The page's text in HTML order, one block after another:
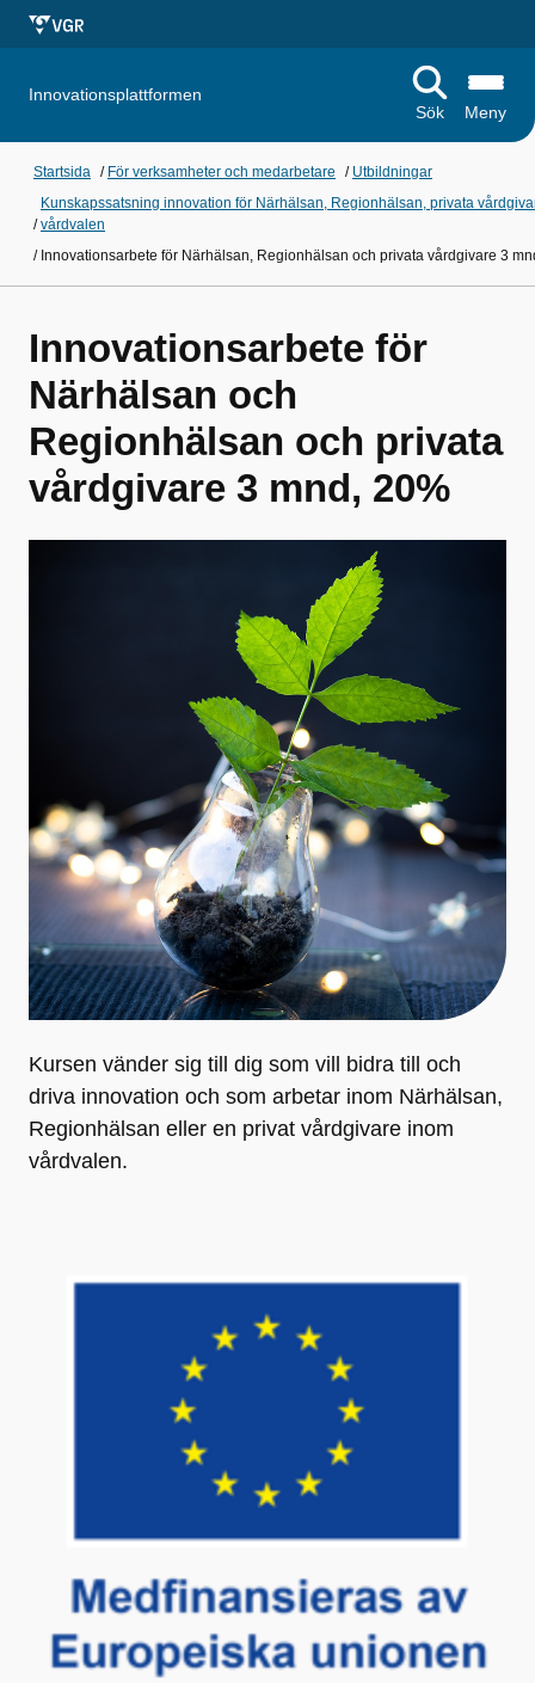
Innovationsplattformen
Sök
Meny
Startsida / För verksamheter och medarbetare / Utbildningar
/
Kunskapssatsning innovation för Närhälsan, Regionhälsan, privata
vårdvalen
/ Innovationsarbete för Närhälsan, Regionhälsan och privata vårdgivare 3
Innovationsarbete för
Närhälsan och
Regionhälsan och privata
vårdgivare 3 mnd, 20%
Kursen vänder sig till dig som vill bidra till och
driva innovation​ och som arbetar inom Närhälsan,
Regionhälsan eller en privat vårdgivare inom
vårdvalen.